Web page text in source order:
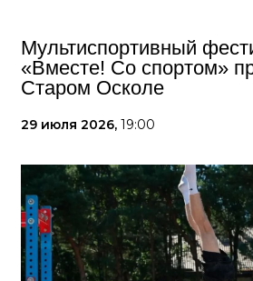
Мультиспортивный
«Вместе! Со спортом»
Старом Осколе
29 июля 2026, 19:00